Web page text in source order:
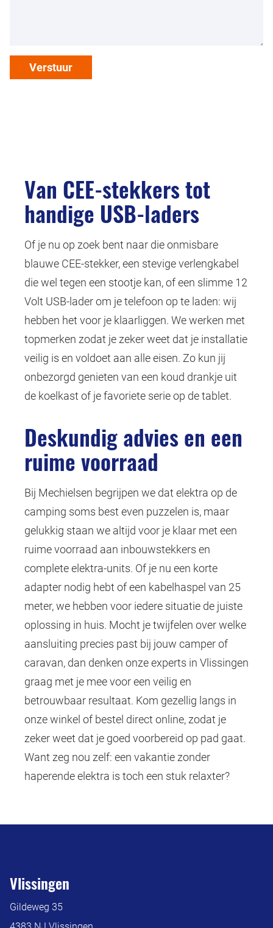
Verstuur
Van CEE-stekkers tot
handige USB-laders
Of je nu op zoek bent naar die onmisbare
blauwe CEE-stekker, een stevige verlengkabel
die wel tegen een stootje kan, of een slimme 12
Volt USB-lader om je telefoon op te laden: wij
hebben het voor je klaarliggen. We werken met
topmerken zodat je zeker weet dat je installatie
veilig is en voldoet aan alle eisen. Zo kun jij
onbezorgd genieten van een koud drankje uit
de koelkast of je favoriete serie op de tablet.
Deskundig advies en een
ruime voorraad
Bij Mechielsen begrijpen we dat elektra op de
camping soms best even puzzelen is, maar
gelukkig staan we altijd voor je klaar met een
ruime voorraad aan inbouwstekkers en
complete elektra-units. Of je nu een korte
adapter nodig hebt of een kabelhaspel van 25
meter, we hebben voor iedere situatie de juiste
oplossing in huis. Mocht je twijfelen over welke
aansluiting precies past bij jouw camper of
caravan, dan denken onze experts in Vlissingen
graag met je mee voor een veilig en
betrouwbaar resultaat. Kom gezellig langs in
onze winkel of bestel direct online, zodat je
zeker weet dat je goed voorbereid op pad gaat.
Want zeg nou zelf: een vakantie zonder
haperende elektra is toch een stuk relaxter?
Vlissingen
Gildeweg 35